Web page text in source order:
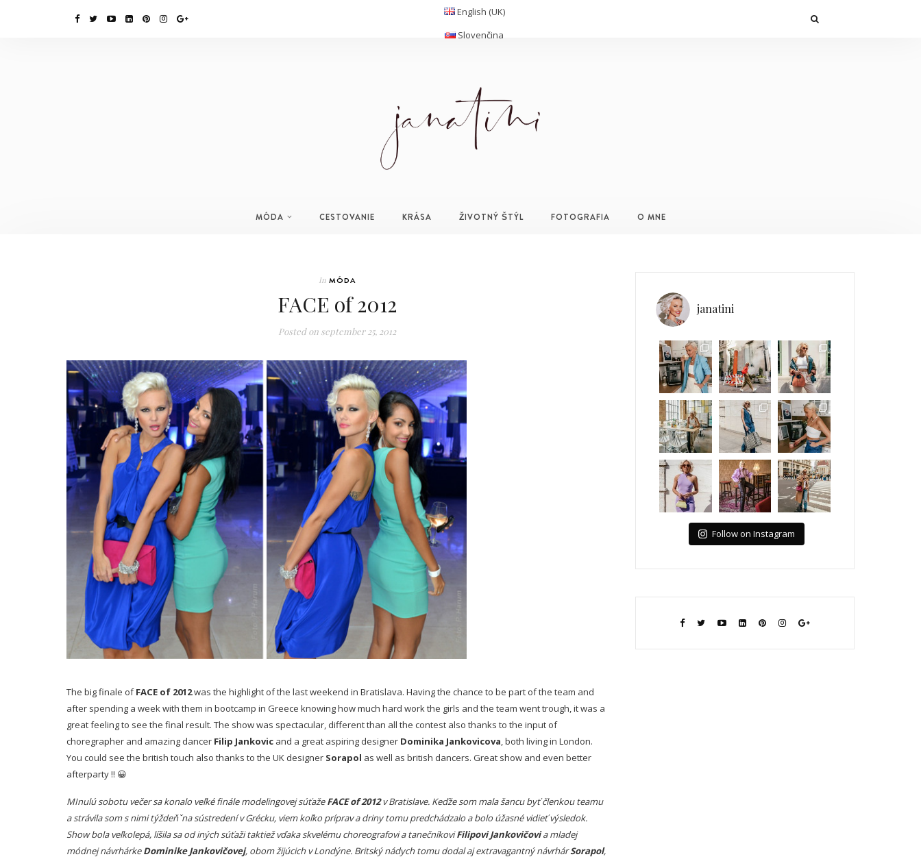
English (UK)
Slovenčina
MÓDA CESTOVANIE KRÁSA ŽIVOTNÝ ŠTÝL FOTOGRAFIA O MNE
In MÓDA
FACE of 2012
Posted on september 25, 2012
The big finale ofFACE of 2012was the highlight of the last weekend in Bratislava. Having the chance to be part of the team and
after spending a week with them in bootcamp in Greece knowing how much hard work the girls and the team went trough, it was a
great feeling to see the final result. The show was spectacular, different than all the contest also thanks to the input of
choregrapher and amazing dancer Filip Jankovic and a great aspiring designer Dominika Jankovicova, both living in London.
You could see the british touch also thanks to the UK designer Sorapol as well as british dancers. Great show and even better
afterparty !! 😀
MInulú sobotu večer sa konalo veľké finále modelingovej súťažeFACE of 2012v Bratislave. Keďže som mala šancu byť členkou teamu
a strávila som s nimi týždeňˇna sústredení v Grécku, viem koľko príprav a driny tomu predchádzalo a bolo úžasné vidieť výsledok.
Show bola veľkolepá, líšila sa od iných súťaži taktiež vďaka skvelému choreografovi a tanečníkoviFilipovi Jankovičovia mladej
módnej návrhárkeDominike Jankovičovej, obom žijúcich v Londýne. Britský nádych tomu dodal aj extravagantný návrhárSorapol,
janatini
Follow on Instagram